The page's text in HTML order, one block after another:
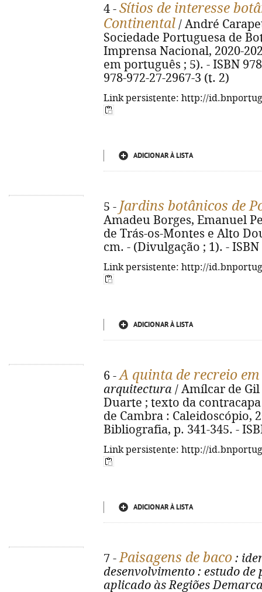
4 - Sítios de interesse
Continental / André
Sociedade Portuguesa de
Imprensa Nacional, 2020-
em português ; 5). - ISBN
978-972-27-2967-3 (t. 2)
Link persistente: http://
ADICIONAR À LISTA
5 - Jardins botânicos de
Amadeu Borges, Emanuel
de Trás-os-Montes e Alto
cm. - (Divulgação ; 1). - ISBN
Link persistente: http://
ADICIONAR À LISTA
6 -A quinta de recreio
arquitectura / Amílcar de Gil
Duarte ; texto da
de Cambra : Caleidoscópio,
Bibliografia, p. 341-345. -
Link persistente: http://
ADICIONAR À LISTA
7 -Paisagens de baco :
desenvolvimento : estudo de
aplicado às Regiões